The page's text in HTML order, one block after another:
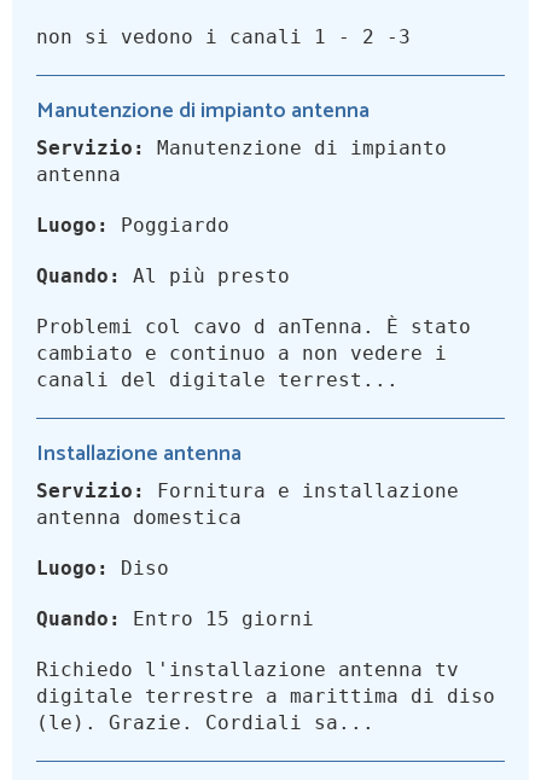
non si vedono i canali 1 - 2 -3
Manutenzione di impianto antenna
Servizio:
Manutenzione di impianto
antenna
Luogo: Poggiardo
Quando: Al più presto
Problemi col cavo d anTenna. È stato
cambiato e continuo a non vedere i
canali del digitale terrest...
Installazione antenna
Servizio:
Fornitura e installazione
antenna domestica
Luogo: Diso
Quando: Entro 15 giorni
Richiedo l'installazione antenna tv
digitale terrestre a marittima di diso
(le). Grazie. Cordiali sa...